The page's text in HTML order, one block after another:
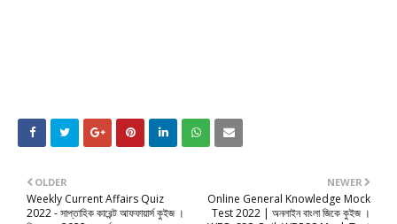
NEWER
Online General Knowledge Mock
Test 2022 | অনলাইন বাংলা জিকে কুইজ ।
OLDER
Weekly Current Affairs Quiz
2022 - সাপ্তাহিক কারেন্ট আফফায়ার্স কুইজ ।